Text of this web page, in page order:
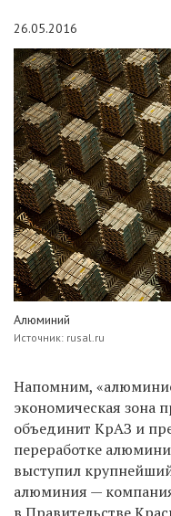
26.05.2016
Алюминий
Источник: rusal.ru
Напомним,
экономическая зона
объединит КрАЗ и
переработке
выступил
алюминия —